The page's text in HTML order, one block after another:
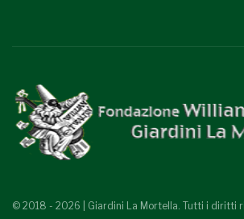
© 2018 - 2026 | Giardini La Mortella. Tutti i diritti